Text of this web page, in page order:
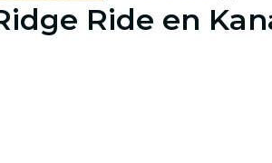
Ride en